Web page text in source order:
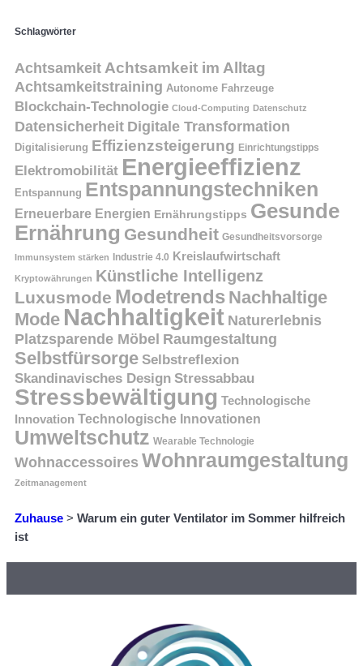
Schlagwörter
AchtsamkeitAchtsamkeit im Alltag
Achtsamkeitstraining Autonome Fahrzeuge
Blockchain-Technologie Cloud-Computing Datenschutz
Datensicherheit Digitale Transformation
Digitalisierung Effizienzsteigerung Einrichtungstipps
Elektromobilität Energieeffizienz
Entspannung Entspannungstechniken
Erneuerbare Energien Ernährungstipps Gesunde
Ernährung Gesundheit Gesundheitsvorsorge
Immunsystem stärken Industrie 4.0 Kreislaufwirtschaft
Kryptowährungen Künstliche Intelligenz
Luxusmode Modetrends Nachhaltige
Mode Nachhaltigkeit Naturerlebnis
Platzsparende Möbel Raumgestaltung
Selbstfürsorge Selbstreflexion
Skandinavisches Design Stressabbau
Stressbewältigung Technologische
Innovation Technologische Innovationen
Umweltschutz Wearable Technologie
Wohnaccessoires Wohnraumgestaltung
Zeitmanagement
Zuhause > Warum ein guter Ventilator im Sommer hilfreich
ist